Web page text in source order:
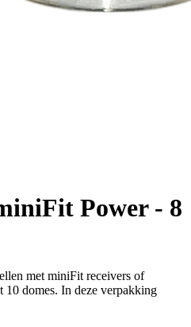
Power - 8
met miniFit receivers of
10 domes. In deze verpakking